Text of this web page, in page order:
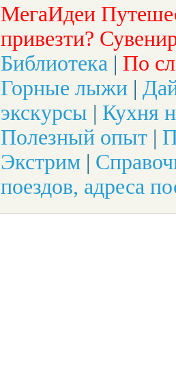
МегаИдеи
привезти?
Библиотека | По
Горные лыжи |
экскурсы | Кухня
Полезный опыт |
Экстрим |
поездов, адреса